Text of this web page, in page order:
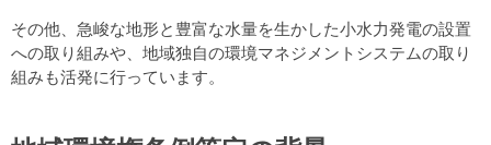
その他、急峻な地形と豊富な水量を生かした小水力発電の設置
への取り組みや、地域独自の環境マネジメントシステムの取り
組みも活発に行っています。